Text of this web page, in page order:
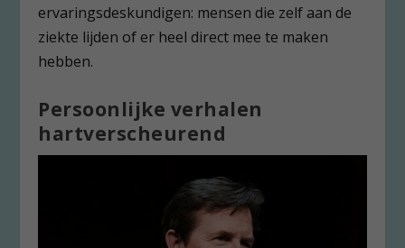
ervaringsdeskundigen: mensen die zelf aan de
ziekte lijden of er heel direct mee te maken
hebben.
Persoonlijke verhalen
hartverscheurend